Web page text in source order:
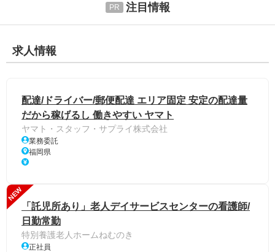
注目情報
求人情報
配達/ドライバー/郵便配達 エリア固定 安定の配達量
だから稼げるし 働きやすい ヤマト
ヤマト・スタッフ・サプライ株式会社
業務委託
福岡県
NEW
「託児所あり」老人デイサービスセンターの看護師/
日勤常勤
特別養護老人ホームねむのき
正社員